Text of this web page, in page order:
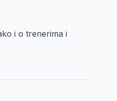
i o trenerima i